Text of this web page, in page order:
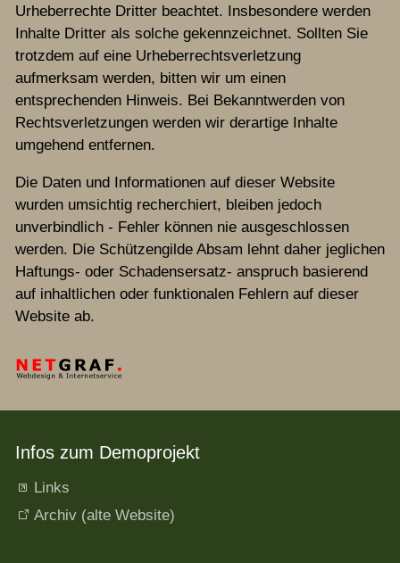
Urheberrechte Dritter beachtet. Insbesondere werden
Inhalte Dritter als solche gekennzeichnet. Sollten Sie
trotzdem auf eine Urheberrechtsverletzung
aufmerksam werden, bitten wir um einen
entsprechenden Hinweis. Bei Bekanntwerden von
Rechtsverletzungen werden wir derartige Inhalte
umgehend entfernen.
Die Daten und Informationen auf dieser Website
wurden umsichtig recherchiert, bleiben jedoch
unverbindlich - Fehler können nie ausgeschlossen
werden. Die Schützengilde Absam lehnt daher jeglichen
Haftungs- oder Schadensersatz- anspruch basierend
auf inhaltlichen oder funktionalen Fehlern auf dieser
Website ab.
Infos zum Demoprojekt
Links
Archiv (alte Website)